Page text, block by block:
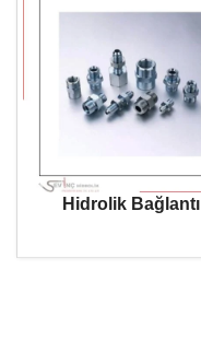
Hidrolik Bağlantı